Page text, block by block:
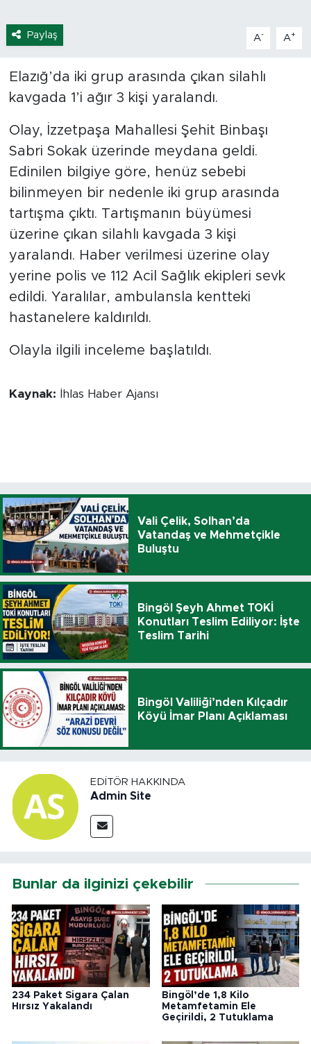
Paylaş A- A+
Elazığ’da iki grup arasında çıkan silahlı
kavgada 1’i ağır 3 kişi yaralandı.
Olay, İzzetpaşa Mahallesi Şehit Binbaşı
Sabri Sokak üzerinde meydana geldi.
Edinilen bilgiye göre, henüz sebebi
bilinmeyen bir nedenle iki grup arasında
tartışma çıktı. Tartışmanın büyümesi
üzerine çıkan silahlı kavgada 3 kişi
yaralandı. Haber verilmesi üzerine olay
yerine polis ve 112 Acil Sağlık ekipleri sevk
edildi. Yaralılar, ambulansla kentteki
hastanelere kaldırıldı.
Olayla ilgili inceleme başlatıldı.
Kaynak: İhlas Haber Ajansı
Vali Çelik, Solhan’da
Vatandaş ve Mehmetçikle
Buluştu
Bingöl Şeyh Ahmet TOKİ
Konutları Teslim Ediliyor: İşte
Teslim Tarihi
Bingöl Valiliği’nden Kılçadır
Köyü İmar Planı Açıklaması
EDITÖR HAKKINDA
Admin Site
Bunlar da ilginizi çekebilir
234 Paket Sigara Çalan
Hırsız Yakalandı
Bingöl’de 1,8 Kilo
Metamfetamin Ele
Geçirildi, 2 Tutuklama
Tavz Der
Bingöl Kaza Haberleri